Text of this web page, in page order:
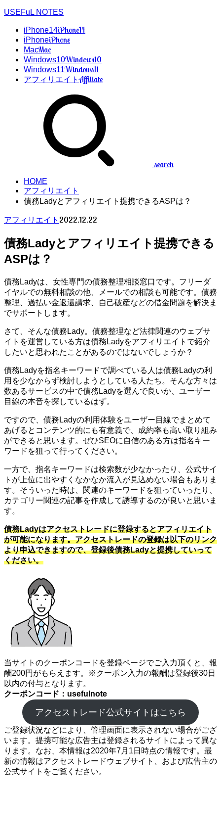
USEFuL NOTES
iPhone14iPhone14
iPhoneiPhone
MacMac
Windows10Windows10
Windows11Windows11
アフィリエイトAffiliate
search
HOME
アフィリエイト
債務Ladyとアフィリエイト提携できるASPは？
アフィリエイト 2022.12.22
債務Ladyとアフィリエイト提携できる
ASPは？
債務Ladyは、女性専門の債務整理相談窓口です。フリーダ
イヤルでの無料相談の他、メールでの相談も可能です。債務
整理、過払い金返還請求、自己破産などの借金問題を解決ま
でサポートします。
さて、そんな債務Lady。債務整理など法律関連のウェブサ
イトを運営している方は債務Ladyをアフィリエイトで紹介
したいと思われたことがあるのではないでしょうか？
債務Ladyを指名キーワードで調べている人は債務Ladyの利
用を少なからず検討しようとしている人たち。そんな方々は
数あるサービスの中で債務Ladyを選んで良いか、ユーザー
目線の本音を探しているはず。
ですので、債務Ladyの利用体験をユーザー目線でまとめて
あげるとコンテンツ的にも有意義で、成約率も高い取り組み
ができると思います。ぜひSEOに自信のある方は指名キー
ワードを狙って行ってください。
一方で、指名キーワードは検索数が少なかったり、公式サイ
トが上位に出やすくなかなか流入が見込めない場合もありま
す。そういった時は、関連のキーワードを狙っていったり、
カテゴリー関連の記事を作成して誘導するのが良いと思いま
す。
債務Ladyはアクセストレードに登録するとアフィリエイト
が可能になります。アクセストレードの登録は以下のリンク
より申込できますので、登録後債務Ladyと提携していって
ください。
当サイトのクーポンコードを登録ページでご入力頂くと、報
酬200円がもらえます。※クーポン入力の報酬は登録後30日
以内の付与となります。
クーポンコード：usefulnote
アクセストレード公式サイトはこちら
ご登録状況などにより、管理画面に表示されない場合がござ
います。提携可能な広告主は登録されるサイトによって異な
ります。なお、本情報は2020年7月1日時点の情報です。最
新の情報はアクセストレードウェブサイト、および広告主の
公式サイトをご覧ください。